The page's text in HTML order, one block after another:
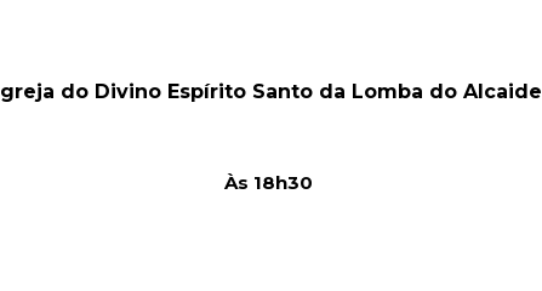
do Divino Espírito Santo da Lomba do Alcaide
Às 18h30